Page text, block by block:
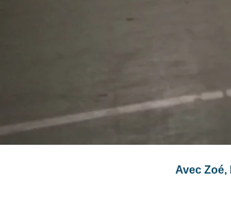
Avec Zoé,